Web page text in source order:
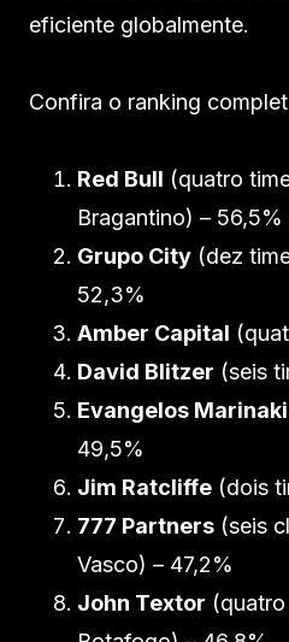
eficiente globalmente.
Confira o ranking
Red Bull (quatro
Bragantino) – 56,5%
Grupo City (dez
52,3%
Amber Capital
David Blitzer (seis
Evangelos
49,5%
Jim Ratcliffe (dois
777 Partners (seis
Vasco) – 47,2%
John Textor